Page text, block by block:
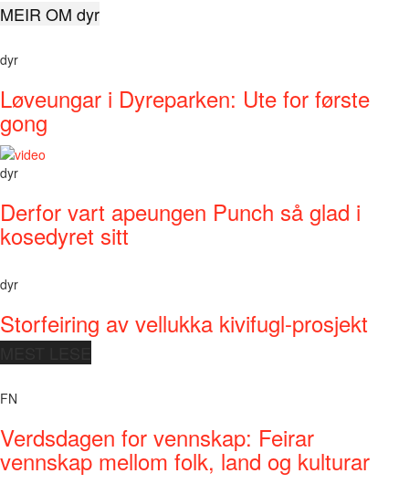
MEIR OM dyr
dyr
Løveungar i Dyreparken: Ute for første
gong
dyr
Derfor vart apeungen Punch så glad i
kosedyret sitt
dyr
Storfeiring av vellukka kivifugl-prosjekt
FN
Verdsdagen for vennskap: Feirar
vennskap mellom folk, land og kulturar